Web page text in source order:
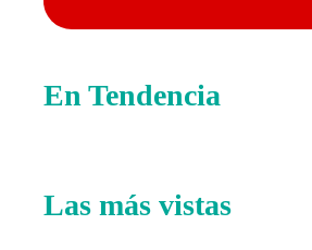
En Tendencia
Las más vistas